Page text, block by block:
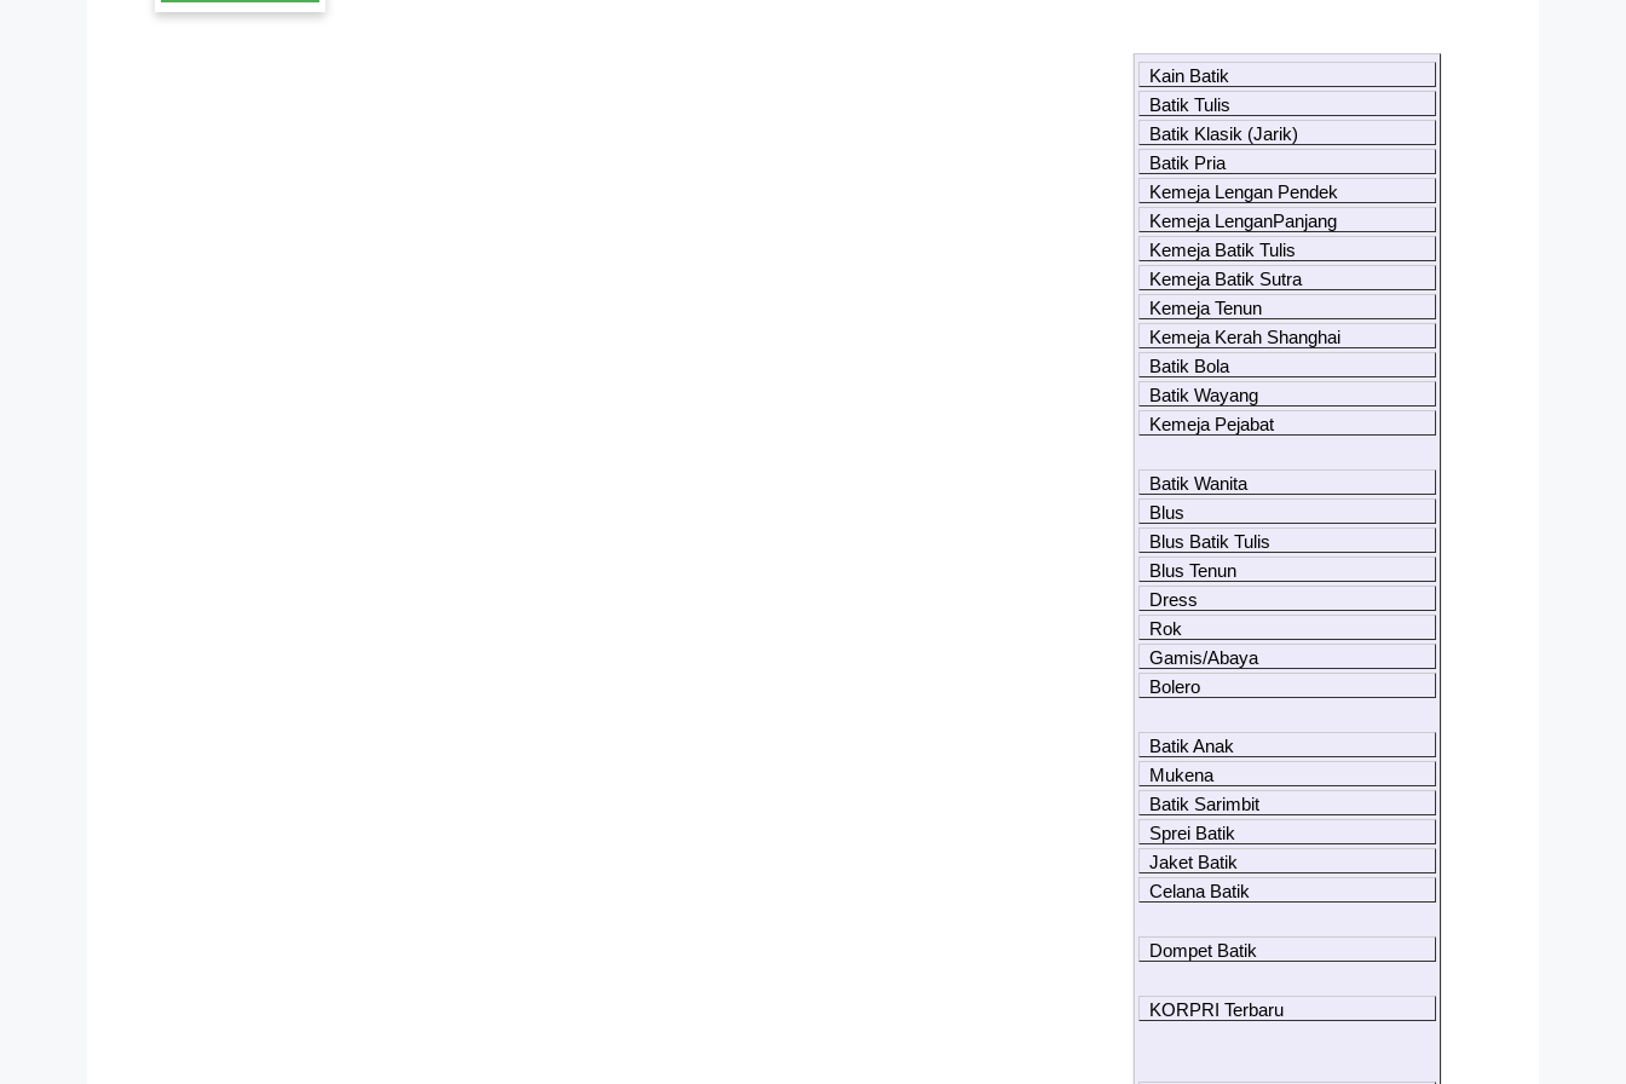
Kain Batik
Batik Tulis
Batik Klasik (Jarik)
Batik Pria
Kemeja Lengan Pendek
Kemeja LenganPanjang
Kemeja Batik Tulis
Kemeja Batik Sutra
Kemeja Tenun
Kemeja Kerah Shanghai
Batik Bola
Batik Wayang
Kemeja Pejabat
Batik Wanita
Blus
Blus Batik Tulis
Blus Tenun
Dress
Rok
Gamis/Abaya
Bolero
Batik Anak
Mukena
Batik Sarimbit
Sprei Batik
Jaket Batik
Celana Batik
Dompet Batik
KORPRI Terbaru